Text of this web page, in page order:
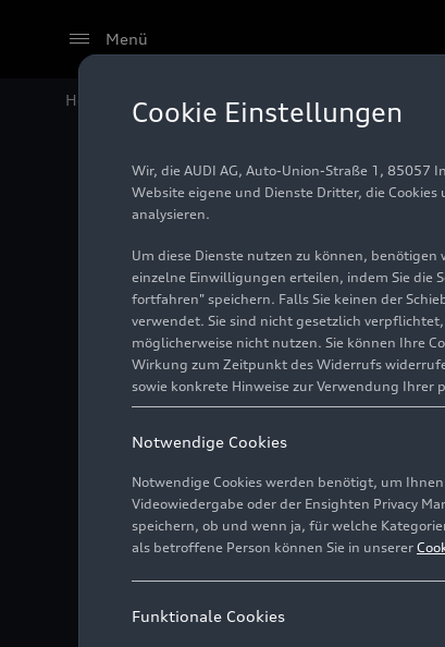
Menü
Home Audi Media Center Fotos
Foto 22.05.2023
Cookie Einstellungen
Wir, die AUDI AG, Auto-Union-Straße 1,
Website eigene und Dienste Dritter, die
analysieren.
Um diese Dienste nutzen zu können,
einzelne Einwilligungen erteilen, indem Sie die
fortfahren" speichern. Falls Sie keinen der
verwendet. Sie sind nicht gesetzlich
möglicherweise nicht nutzen. Sie können Ihre
Wirkung zum Zeitpunkt des Widerrufs
sowie konkrete Hinweise zur Verwendung Ihrer
Notwendige Cookies
Notwendige Cookies werden benötigt, um
Videowiedergabe oder der Ensighten Privacy
speichern, ob und wenn ja, für welche
als betroffene Person können Sie in unserer
Funktionale Cookies